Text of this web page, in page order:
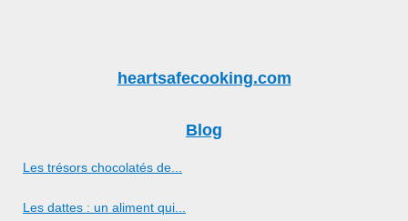
heartsafecooking.com
Blog
Les trésors chocolatés de...
Les dattes : un aliment qui...